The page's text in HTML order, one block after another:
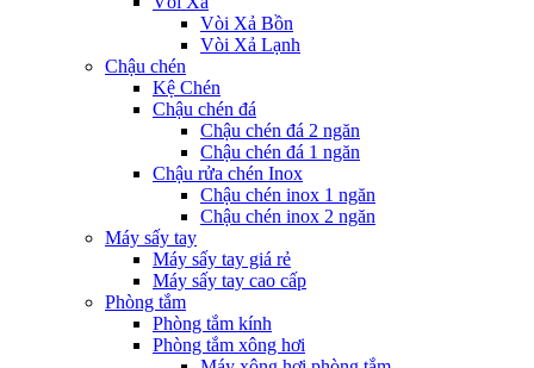
Vòi Xả Bồn
Vòi Xả Lạnh
Chậu chén
Kệ Chén
Chậu chén đá
Chậu chén đá 2 ngăn
Chậu chén đá 1 ngăn
Chậu rửa chén Inox
Chậu chén inox 1 ngăn
Chậu chén inox 2 ngăn
Máy sấy tay
Máy sấy tay giá rẻ
Máy sấy tay cao cấp
Phòng tắm
Phòng tắm kính
Phòng tắm xông hơi